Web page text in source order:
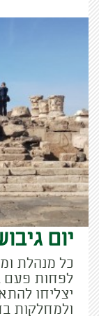
יום
כל מנהלת
לפחות פעם
יצליחו
ולמחלקות